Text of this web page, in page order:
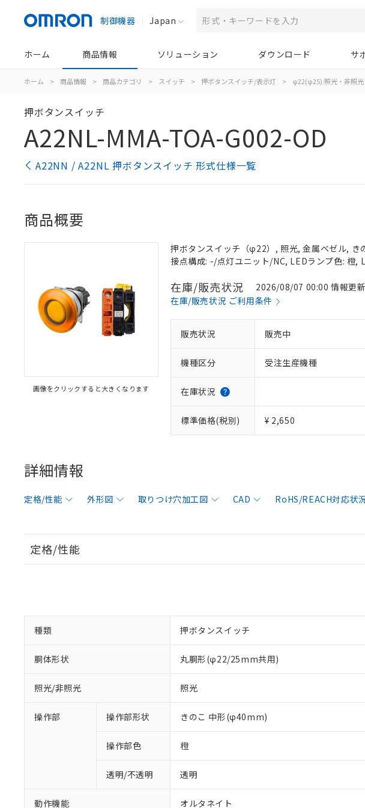
制御機器 Japan
ホーム 商品情報 ソリューション ダウンロード サ
ホーム > 商品情報 > 商品カテゴリ > スイッチ > 押ボタンスイッチ/表示灯 > φ22(φ25):照光・非照光
押ボタンスイッチ
A22NL-MMA-TOA-G002-OD
A22NN / A22NL 押ボタンスイッチ 形式仕様一覧
商品概要
画像をクリックすると大きくなります
押ボタンスイッチ（φ22）, 照光, 金属ベゼル,
接点構成: -/点灯ユニット/NC, LEDランプ色: 橙,
在庫/販売状況
2026/08/07 00:00 情報更新
在庫/販売状況 ご利用条件
販売状況 販売中
機種区分 受注生産機種
在庫状況
標準価格(税別) ¥ 2,650
詳細情報
定格/性能 外形図 取りつけ穴加工図 CAD RoHS/REACH対応状
定格/性能
種類 押ボタンスイッチ
胴体形状 丸胴形(φ22/25mm共用)
照光/非照光 照光
操作部 操作部形状 きのこ 中形(φ40mm)
操作部色 橙
透明/不透明 透明
動作機能 オルタネイト